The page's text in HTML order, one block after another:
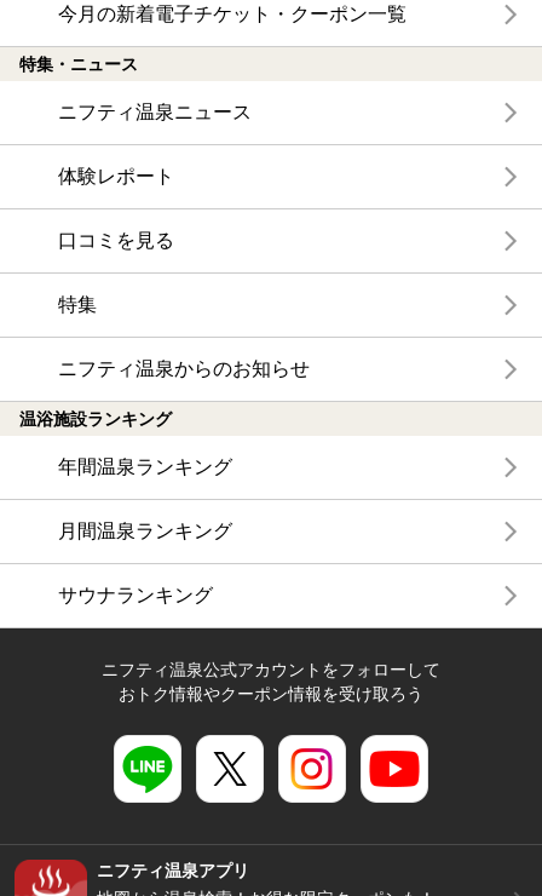
今月の新着電子チケット・クーポン一覧
特集・ニュース
ニフティ温泉ニュース
体験レポート
口コミを見る
特集
ニフティ温泉からのお知らせ
温浴施設ランキング
年間温泉ランキング
月間温泉ランキング
サウナランキング
ニフティ温泉公式アカウントをフォローして
おトク情報やクーポン情報を受け取ろう
ニフティ温泉アプリ